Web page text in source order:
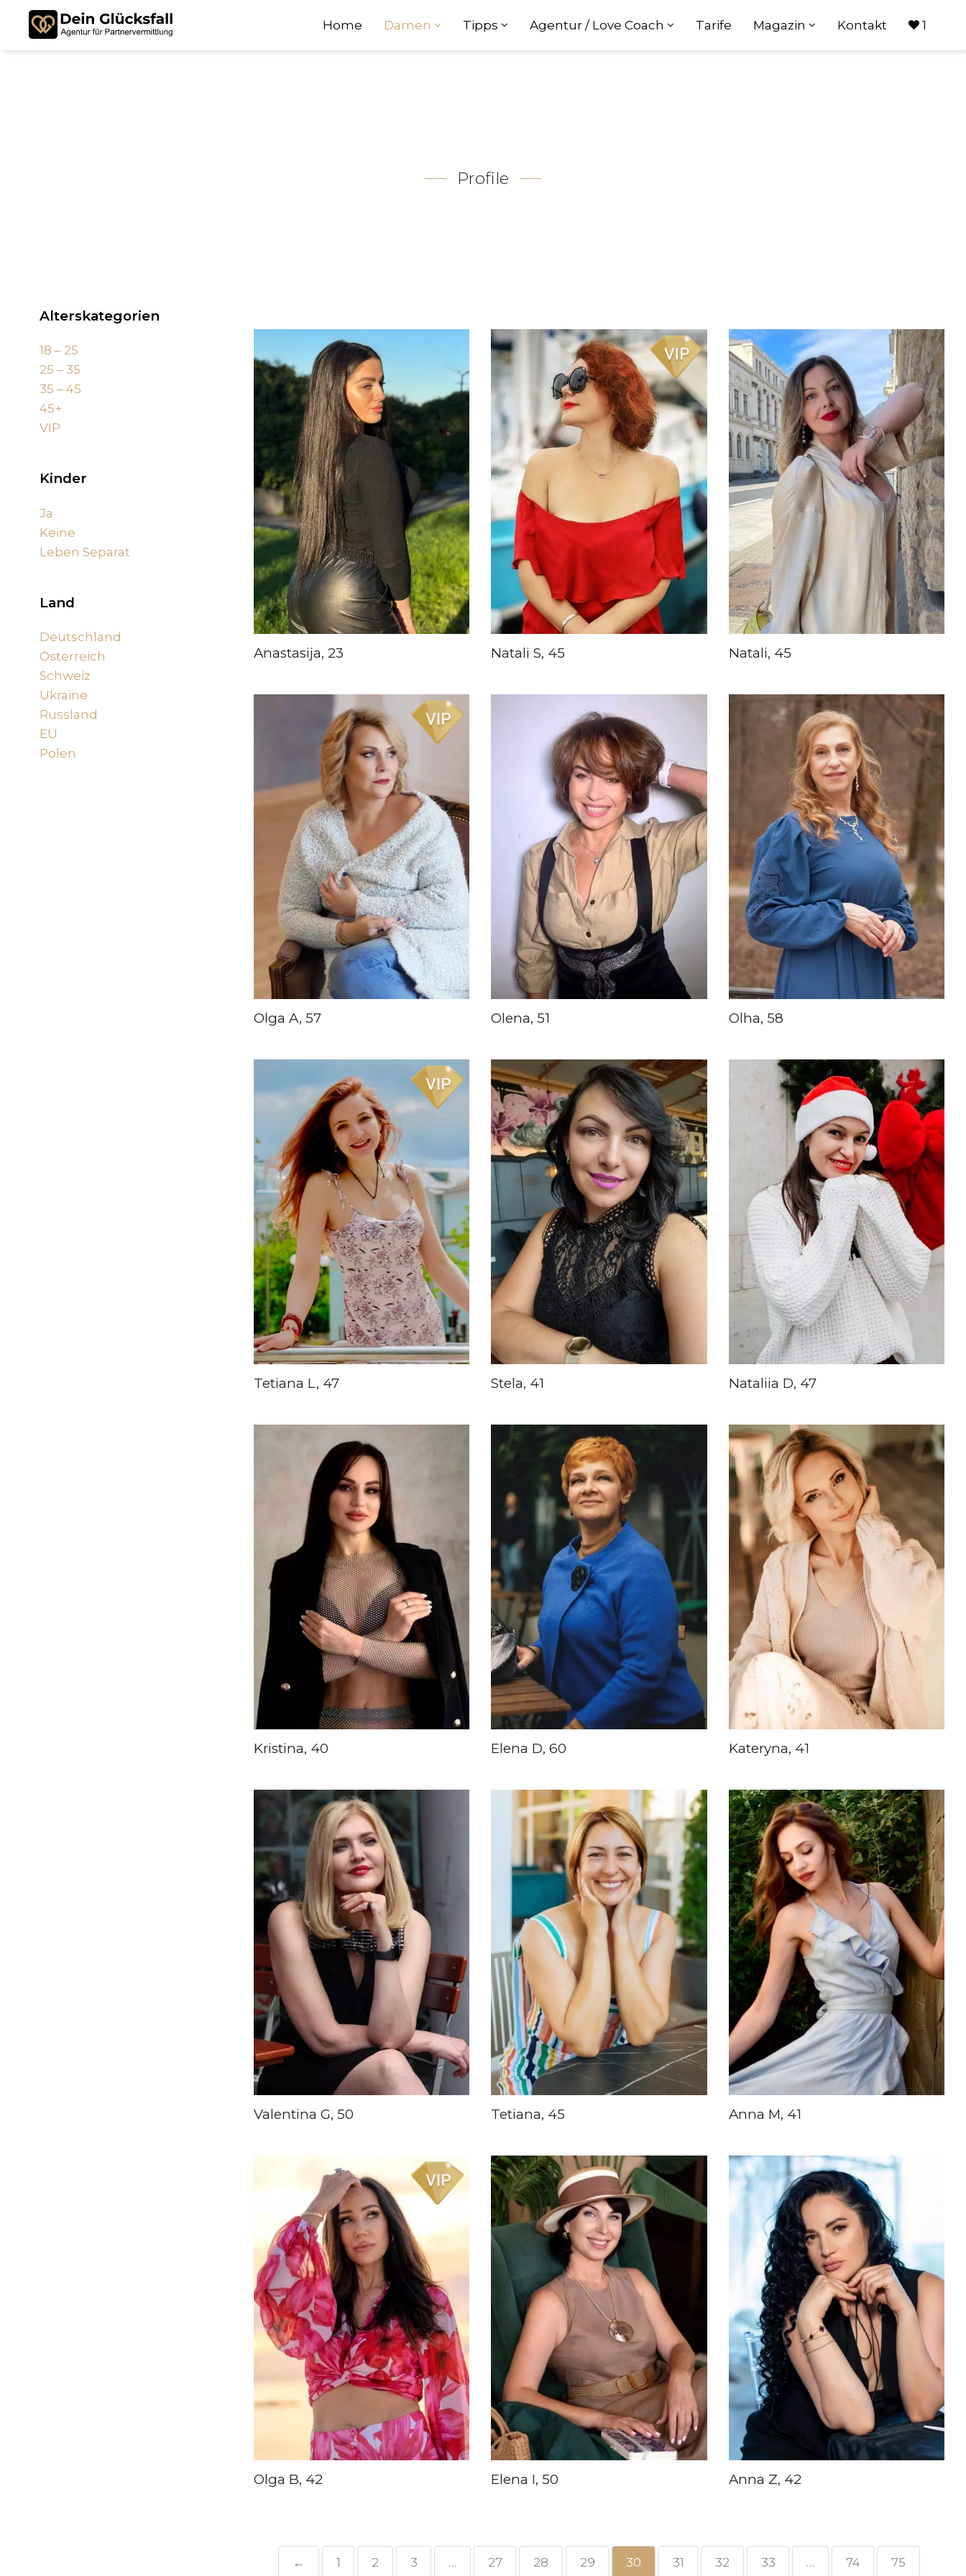
Home Damen Tipps Agentur / Love Coach Tarife Magazin Kontakt 1
Profile
Alterskategorien
18 – 25
25 – 35
35 – 45
45+
VIP
Kinder
Ja
Keine
Leben Separat
Land
Deutschland
Österreich
Schweiz
Ukraine
Russland
EU
Polen
Anastasija, 23 Natali S, 45 Natali, 45
Olga A, 57 Olena, 51 Olha, 58
Tetiana L, 47 Stela, 41 Nataliia D, 47
Kristina, 40 Elena D, 60 Kateryna, 41
Valentina G, 50 Tetiana, 45 Anna M, 41
Olga B, 42 Elena I, 50 Anna Z, 42
← 1 2 3 … 27 28 29 30 31 32 33 … 74 75